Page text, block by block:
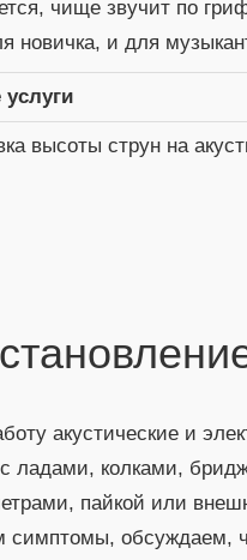
чище звучит по
новичка, и для
услуги
высоты струн на
акустические и
ладами, колками,
пайкой или
симптомы, обсуждаем,